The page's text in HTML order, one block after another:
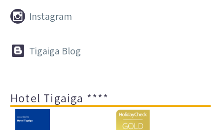

 Instagram

 Tigaiga Blog
Hotel Tigaiga ****